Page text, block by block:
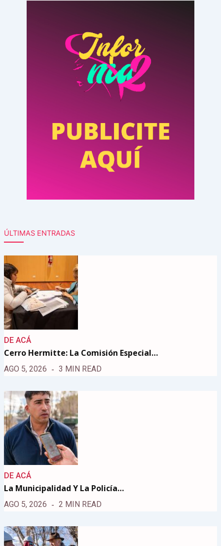
ÚLTIMAS ENTRADAS
DE ACÁ
Cerro Hermitte: La Comisión Especial…
AGO 5, 2026 3 MIN READ
DE ACÁ
La Municipalidad Y La Policía…
AGO 5, 2026 2 MIN READ